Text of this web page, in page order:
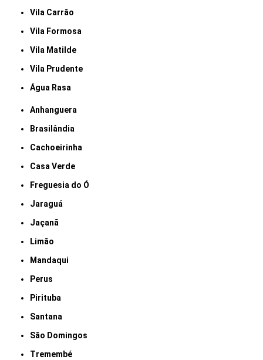
Vila Carrão
Vila Formosa
Vila Matilde
Vila Prudente
Água Rasa
Anhanguera
Brasilândia
Cachoeirinha
Casa Verde
Freguesia do Ó
Jaraguá
Jaçanã
Limão
Mandaqui
Perus
Pirituba
Santana
São Domingos
Tremembé